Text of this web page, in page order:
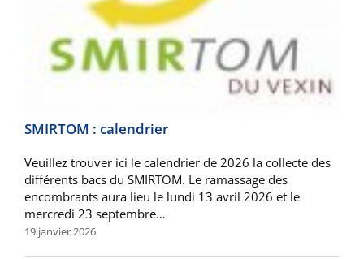
SMIRTOM : calendrier
Veuillez trouver ici le calendrier de 2026 la collecte des
différents bacs du SMIRTOM. Le ramassage des
encombrants aura lieu le lundi 13 avril 2026 et le
mercredi 23 septembre…
19 janvier 2026